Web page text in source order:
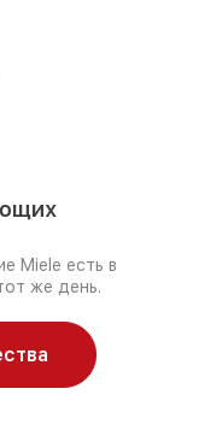
Miele есть в
же день.